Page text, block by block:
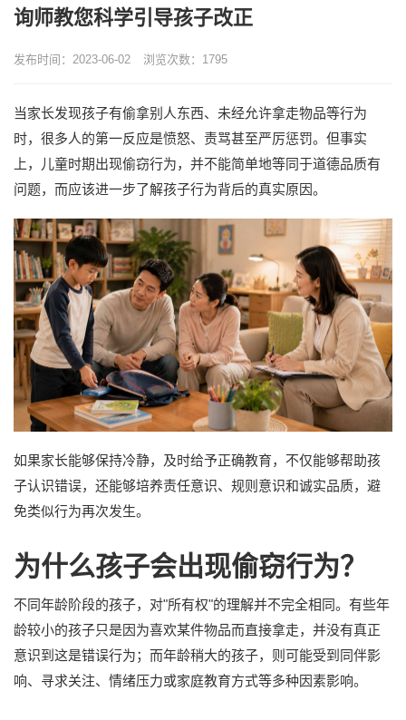
询师教您科学引导孩子改正
发布时间：2023-06-02 浏览次数： 1795
当家长发现孩子有偷拿别人东西、未经允许拿走物品等行为
时，很多人的第一反应是愤怒、责骂甚至严厉惩罚。但事实
上，儿童时期出现偷窃行为，并不能简单地等同于道德品质有
问题，而应该进一步了解孩子行为背后的真实原因。
如果家长能够保持冷静，及时给予正确教育，不仅能够帮助孩
子认识错误，还能够培养责任意识、规则意识和诚实品质，避
免类似行为再次发生。
为什么孩子会出现偷窃行为？
不同年龄阶段的孩子，对"所有权"的理解并不完全相同。有些年
龄较小的孩子只是因为喜欢某件物品而直接拿走，并没有真正
意识到这是错误行为；而年龄稍大的孩子，则可能受到同伴影
响、寻求关注、情绪压力或家庭教育方式等多种因素影响。